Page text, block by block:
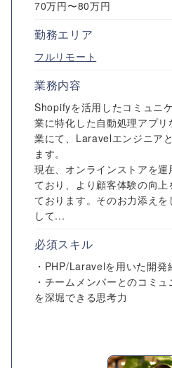
70万円〜80万円
勤務エリア
フルリモート
業務内容
Shopifyを活用したコミュニ
業に特化した自動処理アプ
業にて、Laravelエンジニア
ます。
現在、オンラインストアを運
ており、より顧客体験の向上
ております。そのお力添え
して...
必須スキル
・PHP/Laravelを用いた開発
・チームメンバーとのコミ
を深堀できる思考力